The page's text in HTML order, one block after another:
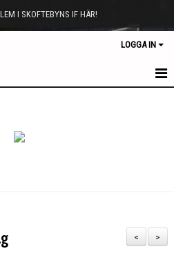
I SKOFTEBYNS IF HÄR!
LOGGA IN
>
<